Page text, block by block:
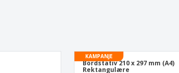
KAMPANJE
Bordstativ 210 x 297 mm (A4)
Rektangulære